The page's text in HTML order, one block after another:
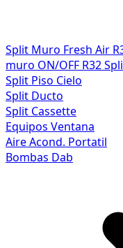
Split Muro Fresh Air
muro ON/OFF R32
Split Piso Cielo
Split Ducto
Split Cassette
Equipos Ventana
Aire Acond. Portatil
Bombas Dab